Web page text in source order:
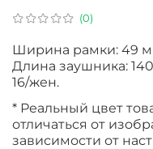
(0)
Ширина рамки: 49
Длина заушника:
16/жен.
* Реальный цвет
отличаться от
зависимости от